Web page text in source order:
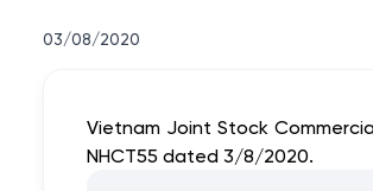
03/08/2020
Vietnam Joint Stock
NHCT55 dated 3/8/2020.